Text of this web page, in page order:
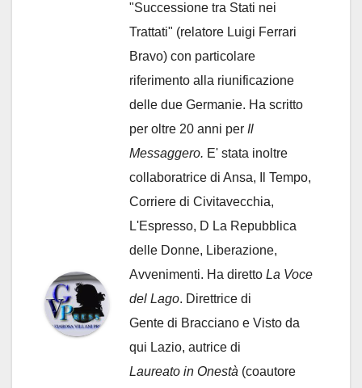
"Successione tra Stati nei
Trattati" (relatore Luigi Ferrari
Bravo) con particolare
riferimento alla riunificazione
delle due Germanie. Ha scritto
per oltre 20 anni per Il
Messaggero. E' stata inoltre
collaboratrice di Ansa, Il Tempo,
Corriere di Civitavecchia,
L'Espresso, D La Repubblica
delle Donne, Liberazione,
Avvenimenti. Ha diretto La Voce
del Lago. Direttrice di
Gente di Bracciano e Visto da
qui Lazio, autrice di
Laureato in Onestà (coautore